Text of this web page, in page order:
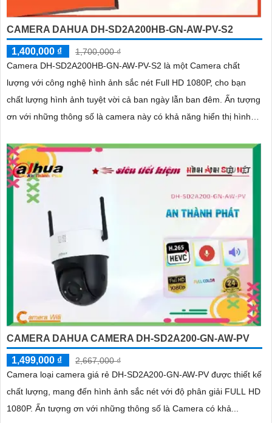
CAMERA DAHUA DH-SD2A200HB-GN-AW-PV-S2
1,400,000 ₫
1,700,000 ₫
Camera DH-SD2A200HB-GN-AW-PV-S2 là một Camera chất
lượng với công nghệ hình ảnh sắc nét Full HD 1080P, cho bạn
chất lượng hình ảnh tuyệt vời cả ban ngày lẫn ban đêm. Ấn tượng
ơn với những thông số là camera này có khả năng hiển thị hình
CAMERA DAHUA CAMERA DH-SD2A200-GN-AW-PV
1,499,000 ₫
2,667,000 ₫
Camera loại camera giá rẻ DH-SD2A200-GN-AW-PV được thiết kế
chất lượng, mang đến hình ảnh sắc nét với độ phân giải FULL HD
1080P. Ấn tượng ơn với những thông số là Camera có khả...